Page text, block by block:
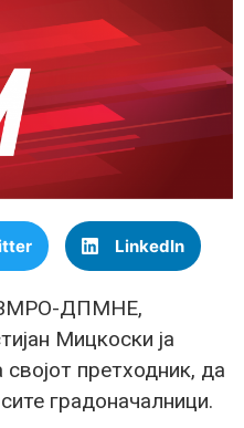
LinkedIn
ВМРО-ДПМНЕ,
Мицкоски ја
претходник, да
градоначалници.